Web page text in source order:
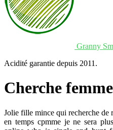
Granny
Acidité garantie depuis 2011.
Cherche
Jolie fille mince qui recherche de
en temps cpmme je ne sera